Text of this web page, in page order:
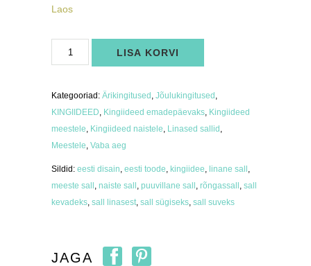
Laos
linane
sall
rõngassall)
kogus
LISA KORVI
Kategooriad: Ärikingitused , Jõulukingitused ,
KINGIIDEED, Kingiideed emadepäevaks, Kingiideed
meestele, Kingiideed naistele, Linased sallid ,
Meestele, Vaba aeg
Sildid: eesti disain, eesti toode, kingiidee, linane sall ,
meeste sall , naiste sall , puuvillane sall , rõngassall , sall
kevadeks, sall linasest, sall sügiseks, sall suveks
JAGA